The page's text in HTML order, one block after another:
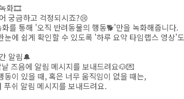
화🎞️
궁금하고 걱정되시죠?😢
를 통해 '오직 반려동물의 행동🐕'만을 녹화해줍니다.
눈에 쉽게 확인할 수 있도록 '하루 요약 타임랩스 영상'
알림🔔
즈음에 알림 메시지를 보내드려요🐶💌
동이 있을 때, 혹은 너무 움직임이 없을 때는,
쉬 알림 메시지를 보내드려요.